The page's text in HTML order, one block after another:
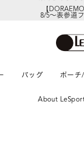
【
8/5～表参道
バッグ ポーチ
About